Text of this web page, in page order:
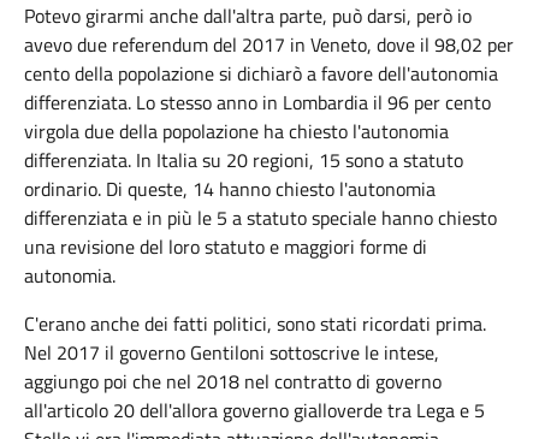
Potevo girarmi anche dall'altra parte, può darsi, però io
avevo due referendum del 2017 in Veneto, dove il 98,02 per
cento della popolazione si dichiarò a favore dell'autonomia
differenziata. Lo stesso anno in Lombardia il 96 per cento
virgola due della popolazione ha chiesto l'autonomia
differenziata. In Italia su 20 regioni, 15 sono a statuto
ordinario. Di queste, 14 hanno chiesto l'autonomia
differenziata e in più le 5 a statuto speciale hanno chiesto
una revisione del loro statuto e maggiori forme di
autonomia.
C'erano anche dei fatti politici, sono stati ricordati prima.
Nel 2017 il governo Gentiloni sottoscrive le intese,
aggiungo poi che nel 2018 nel contratto di governo
all'articolo 20 dell'allora governo gialloverde tra Lega e 5